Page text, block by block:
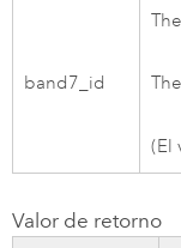
band7_id
(El
Valor de retorno